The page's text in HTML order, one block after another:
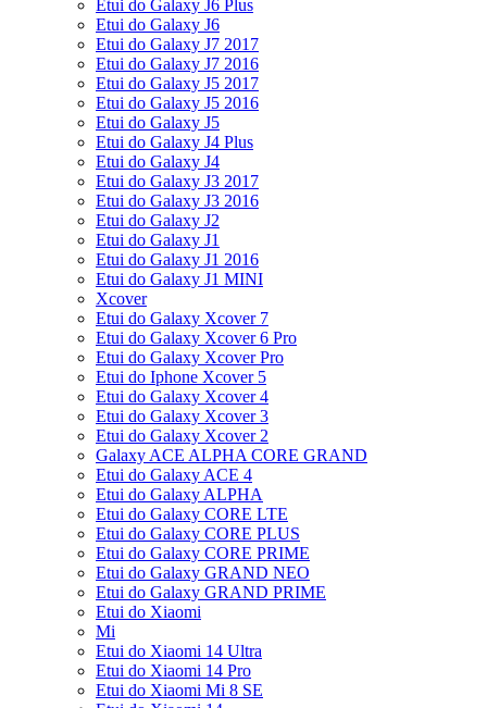
Etui do Galaxy J6 Plus
Etui do Galaxy J6
Etui do Galaxy J7 2017
Etui do Galaxy J7 2016
Etui do Galaxy J5 2017
Etui do Galaxy J5 2016
Etui do Galaxy J5
Etui do Galaxy J4 Plus
Etui do Galaxy J4
Etui do Galaxy J3 2017
Etui do Galaxy J3 2016
Etui do Galaxy J2
Etui do Galaxy J1
Etui do Galaxy J1 2016
Etui do Galaxy J1 MINI
Xcover
Etui do Galaxy Xcover 7
Etui do Galaxy Xcover 6 Pro
Etui do Galaxy Xcover Pro
Etui do Iphone Xcover 5
Etui do Galaxy Xcover 4
Etui do Galaxy Xcover 3
Etui do Galaxy Xcover 2
Galaxy ACE ALPHA CORE GRAND
Etui do Galaxy ACE 4
Etui do Galaxy ALPHA
Etui do Galaxy CORE LTE
Etui do Galaxy CORE PLUS
Etui do Galaxy CORE PRIME
Etui do Galaxy GRAND NEO
Etui do Galaxy GRAND PRIME
Etui do Xiaomi
Mi
Etui do Xiaomi 14 Ultra
Etui do Xiaomi 14 Pro
Etui do Xiaomi Mi 8 SE